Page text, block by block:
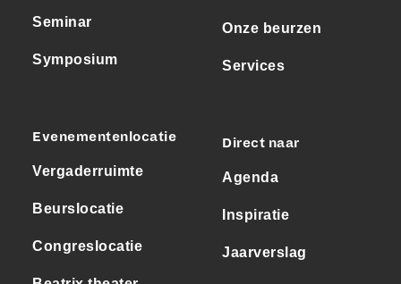
Seminar
Symposium
Evenementenlocatie
Vergaderruimte
Beurslocatie
Congreslocatie
Onze beurzen
Services
Direct naar
Agenda
Inspiratie
Jaarverslag